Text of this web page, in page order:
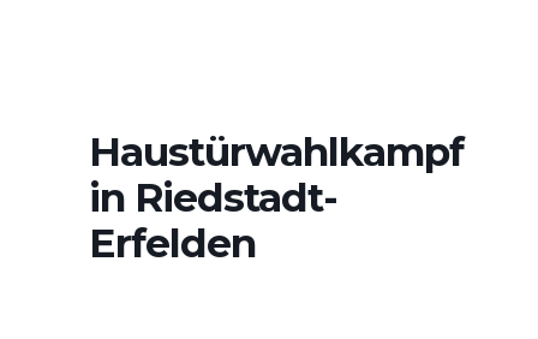
Haustürwahlkampf
in Riedstadt-
Erfelden